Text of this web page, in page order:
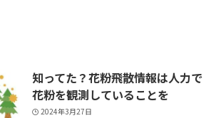
知ってた？花粉飛散情報は人力で
花粉を観測していることを
2024年3月27日